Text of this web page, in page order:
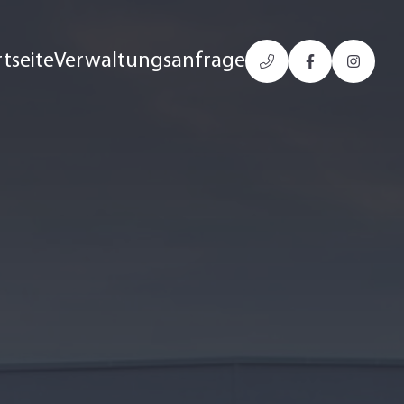
Verwaltungsanfrage